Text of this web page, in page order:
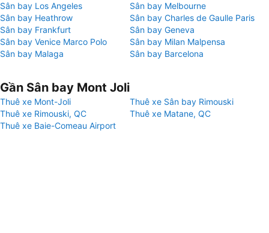
Sân bay Los Angeles
Sân bay Melbourne
Sân bay Heathrow
Sân bay Charles de Gaulle Paris
Sân bay Frankfurt
Sân bay Geneva
Sân bay Venice Marco Polo
Sân bay Milan Malpensa
Sân bay Malaga
Sân bay Barcelona
Gần Sân bay Mont Joli
Thuê xe Mont-Joli
Thuê xe Sân bay Rimouski
Thuê xe Rimouski, QC
Thuê xe Matane, QC
Thuê xe Baie-Comeau Airport